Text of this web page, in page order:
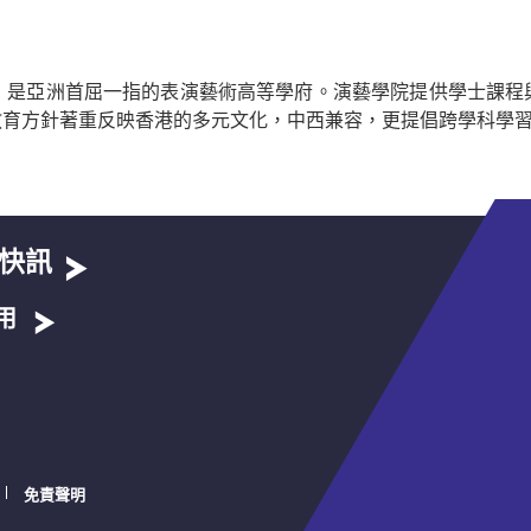
亞洲首屈一指的表演藝術高等學府。演藝學院提供學士課
方針著重反映香港的多元文化，中西兼容，更提倡跨學科學
訊
免責聲明